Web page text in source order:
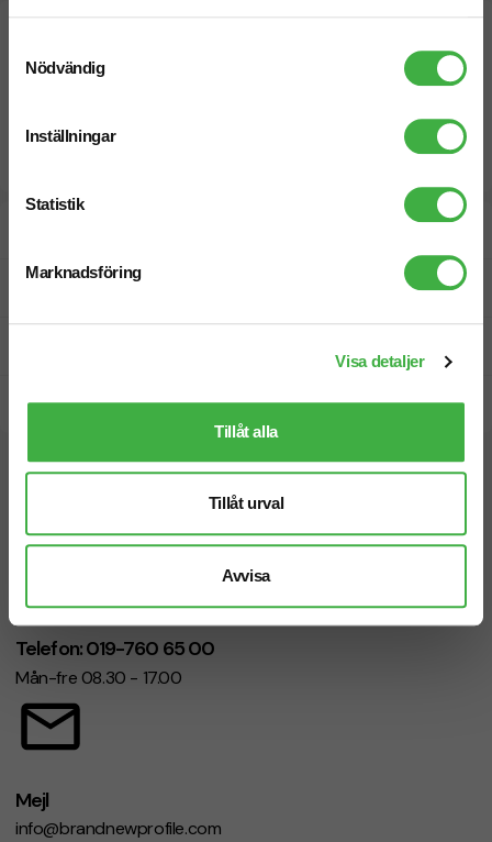
Nödvändig
Inställningar
Statistik
Marknadsföring
Visa detaljer
Tillåt alla
Tillåt urval
Avvisa
Snabb leverans
Vi hjälper dig gärna!
Telefon: 019-760 65 00
Mån-fre 08.30 - 17.00
Mejl
info@brandnewprofile.com